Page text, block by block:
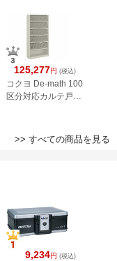
125,277円 (税込)
コクヨ De-math 100
区分対応カルテ戸棚
>> すべての商品を見る
9,234円 (税込)